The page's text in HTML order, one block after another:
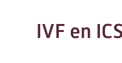
IVF en